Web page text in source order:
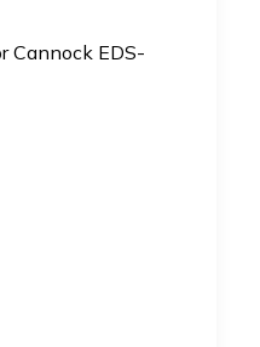
Cannock EDS-